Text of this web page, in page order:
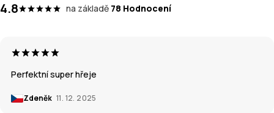
4.8 na základě 78 Hodnocení
Perfektní super hřeje
Zdeněk 11. 12. 2025